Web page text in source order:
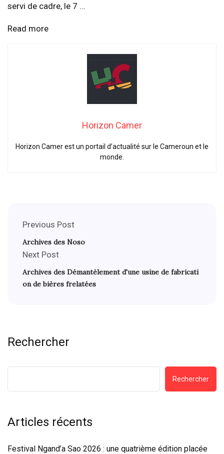
servi de cadre, le 7 …
Read more
Horizon Camer
Horizon Camer est un portail d’actualité sur le Cameroun et le
monde.
Previous Post
Archives des Noso
Next Post
Archives des Démantèlement d'une usine de fabricati
on de bières frelatées
Rechercher
Rechercher
Articles récents
Festival Ngand’a Sao 2026 : une quatrième édition placée